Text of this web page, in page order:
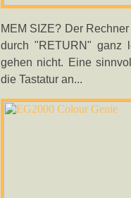
MEM SIZE? Der
durch "RETURN" ganz
gehen nicht. Eine
die Tastatur an...